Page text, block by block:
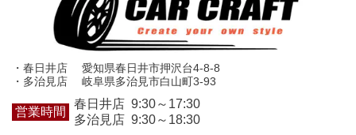
・春日井店 愛知県春日井市押沢台4-8-8
・多治見店 岐阜県多治見市白山町3-93
営業時間
春日井店 9:30～17:30
多治見店 9:30～18:30